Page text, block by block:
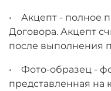
• Акцепт - полное
Договора. Акцепт
после выполнения
• Фото-образец -
представленная на